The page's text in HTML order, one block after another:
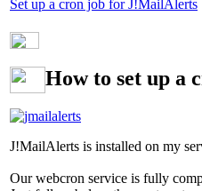
Set up a cron job for J!MailAlerts
How to set up a
J!MailAlerts is installed on my
Our webcron service is fully